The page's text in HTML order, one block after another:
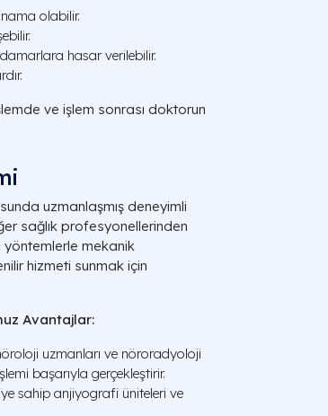
olabilir.
hasar verilebilir.
ve işlem sonrası doktorun
uzmanlaşmış deneyimli
sağlık profesyonellerinden
mekanik
hizmeti sunmak için
Avantajlar:
uzmanları ve nöroradyoloji
başarıyla gerçekleştirir.
sahip anjiyografi üniteleri ve